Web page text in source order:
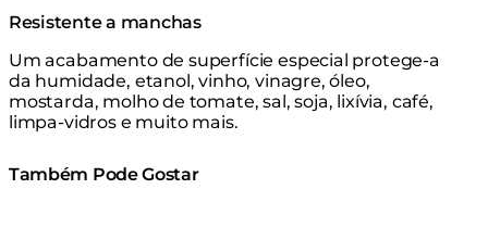
Resistente a manchas
Um acabamento de superfície especial protege-a
da humidade, etanol, vinho, vinagre, óleo,
mostarda, molho de tomate, sal, soja, lixívia, café,
limpa-vidros e muito mais.
Também Pode Gostar